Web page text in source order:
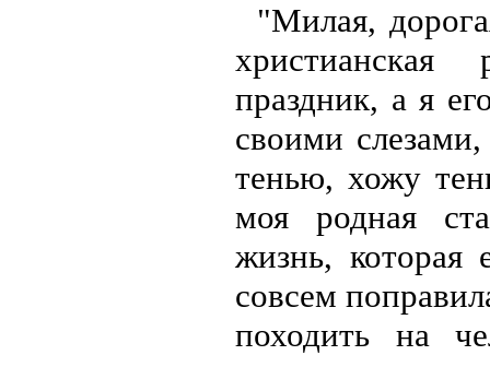
"Милая,
праздник, а я
своими
тенью, хожу
моя родная
жизнь, которая
совсем
походить на